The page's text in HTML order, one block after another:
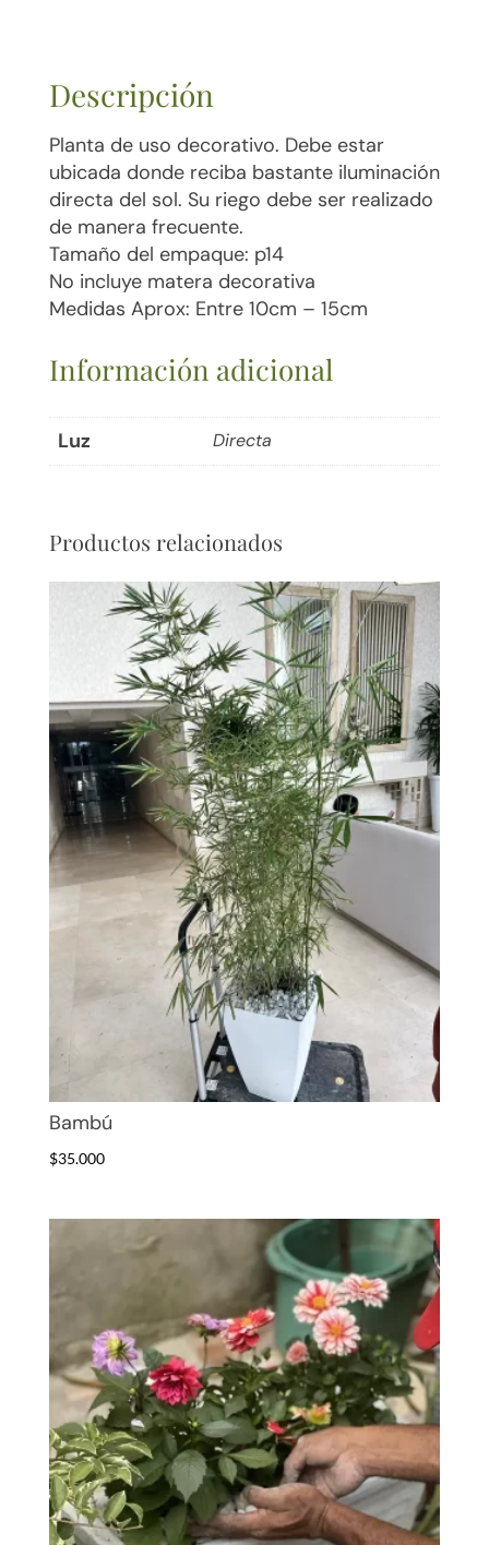
Descripción
Planta de uso decorativo. Debe estar
ubicada donde reciba bastante iluminación
directa del sol. Su riego debe ser realizado
de manera frecuente.
Tamaño del empaque: p14
No incluye matera decorativa
Medidas Aprox: Entre 10cm – 15cm
Información adicional
Luz Directa
Productos relacionados
Bambú
$35.000